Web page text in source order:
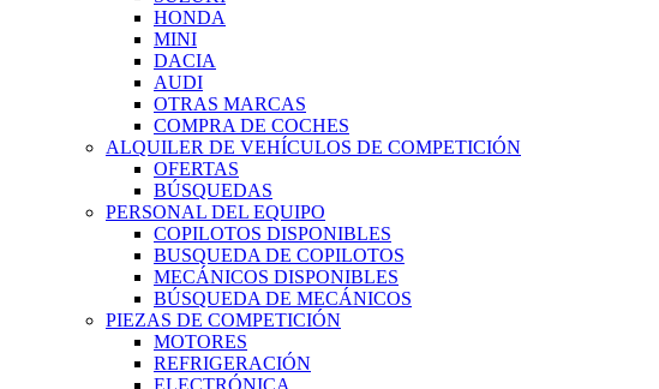
HONDA
MINI
DACIA
AUDI
OTRAS MARCAS
COMPRA DE COCHES
ALQUILER DE VEHÍCULOS DE COMPETICIÓN
OFERTAS
BÚSQUEDAS
PERSONAL DEL EQUIPO
COPILOTOS DISPONIBLES
BUSQUEDA DE COPILOTOS
MECÁNICOS DISPONIBLES
BÚSQUEDA DE MECÁNICOS
PIEZAS DE COMPETICIÓN
MOTORES
REFRIGERACIÓN
ELECTRÓNICA